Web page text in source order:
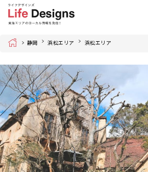
Home 静岡 浜松エリア 浜松エリア